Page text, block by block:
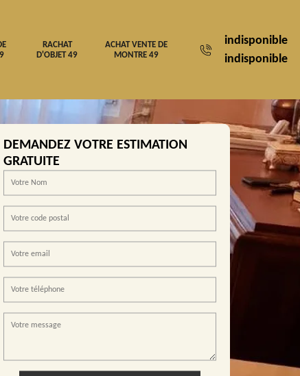
RACHAT
D'OBJET 49
ACHAT VENTE DE
MONTRE 49
indisponible
indisponible
DEMANDEZ VOTRE ESTIMATION
GRATUITE